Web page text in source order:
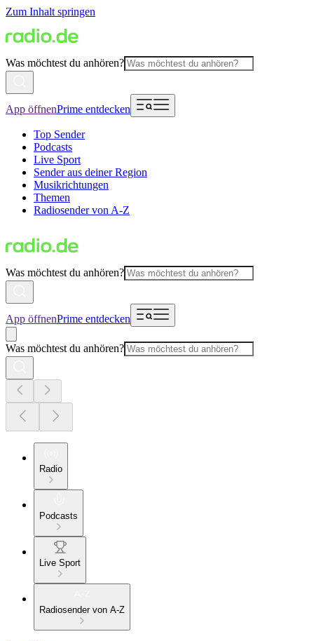
Zum Inhalt springen
Was möchtest du anhören?
App öffnenPrime entdecken
Top Sender
Podcasts
Live Sport
Sender aus deiner Region
Musikrichtungen
Themen
Radiosender von A-Z
Was möchtest du anhören?
App öffnenPrime entdecken
Was möchtest du anhören?
Radio
Podcasts
Live Sport
Radiosender von A-Z